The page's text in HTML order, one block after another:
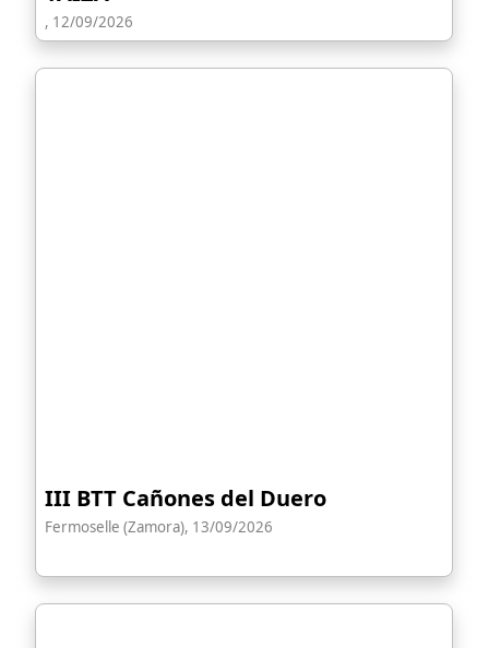
, 12/09/2026
III BTT Cañones del Duero
Fermoselle (Zamora), 13/09/2026